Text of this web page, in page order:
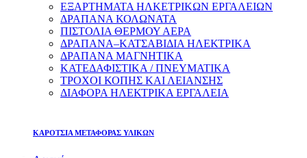
ΕΞΑΡΤΗΜΑΤΑ ΗΛΚΕΤΡΙΚΩΝ ΕΡΓΑΛΕΙΩΝ
ΔΡΑΠΑΝΑ ΚΟΛΩΝΑΤΑ
ΠΙΣΤΟΛΙΑ ΘΕΡΜΟΥ ΑΕΡΑ
ΔΡΑΠΑΝΑ–ΚΑΤΣΑΒΙΔΙΑ ΗΛΕΚΤΡΙΚΑ
ΔΡΑΠΑΝΑ ΜΑΓΝΗΤΙΚΑ
ΚΑΤΕΔΑΦΙΣΤΙΚΑ / ΠΝΕΥΜΑΤΙΚΑ
ΤΡΟΧΟΙ ΚΟΠΗΣ ΚΑΙ ΛΕΙΑΝΣΗΣ
ΔΙΑΦΟΡΑ ΗΛΕΚΤΡΙΚΑ ΕΡΓΑΛΕΙΑ
ΚΑΡΟΤΣΙΑ ΜΕΤΑΦΟΡΑΣ ΥΛΙΚΩΝ